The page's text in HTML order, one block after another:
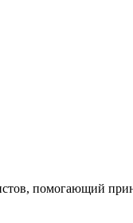
помогающий